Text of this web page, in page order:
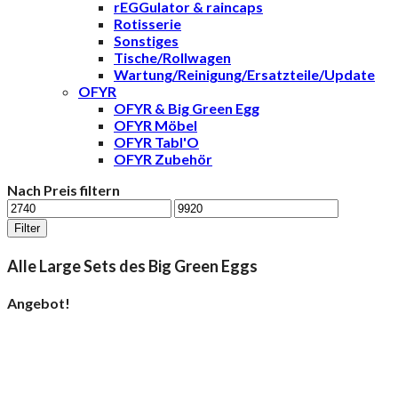
rEGGulator & raincaps
Rotisserie
Sonstiges
Tische/Rollwagen
Wartung/Reinigung/Ersatzteile/Update
OFYR
OFYR & Big Green Egg
OFYR Möbel
OFYR Tabl'O
OFYR Zubehör
Nach Preis filtern
Min.
Preis
Max.
Preis
Filter
Alle Large Sets des Big Green Eggs
Angebot!